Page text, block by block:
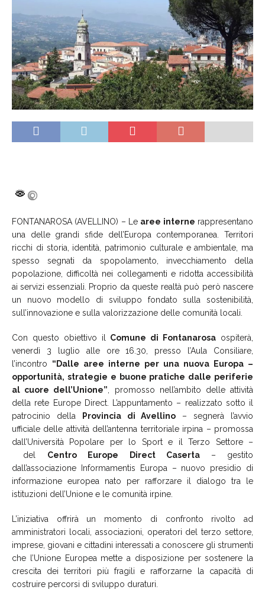
FONTANAROSA (AVELLINO) – Le aree interne rappresentano
una delle grandi sfide dell’Europa contemporanea. Territori
ricchi di storia, identità, patrimonio culturale e ambientale, ma
spesso segnati da spopolamento, invecchiamento della
popolazione, difficoltà nei collegamenti e ridotta accessibilità
ai servizi essenziali. Proprio da queste realtà può però nascere
un nuovo modello di sviluppo fondato sulla sostenibilità,
sull’innovazione e sulla valorizzazione delle comunità locali.
Con questo obiettivo il Comune di Fontanarosa ospiterà,
venerdì 3 luglio alle ore 16.30, presso l’Aula Consiliare,
l’incontro “Dalle aree interne per una nuova Europa –
opportunità, strategie e buone pratiche dalle periferie
al cuore dell’Unione” , promosso nell’ambito delle attività
della rete Europe Direct. L’appuntamento – realizzato sotto il
patrocinio della Provincia di Avellino – segnerà l’avvio
ufficiale delle attività dell’antenna territoriale irpina – promossa
dall’Università Popolare per lo Sport e il Terzo Settore –
del Centro Europe Direct Caserta – gestito
dall’associazione Informamentis Europa – nuovo presidio di
informazione europea nato per rafforzare il dialogo tra le
istituzioni dell’Unione e le comunità irpine.
L’iniziativa offrirà un momento di confronto rivolto ad
amministratori locali, associazioni, operatori del terzo settore,
imprese, giovani e cittadini interessati a conoscere gli strumenti
che l’Unione Europea mette a disposizione per sostenere la
crescita dei territori più fragili e rafforzarne la capacità di
costruire percorsi di sviluppo duraturi.